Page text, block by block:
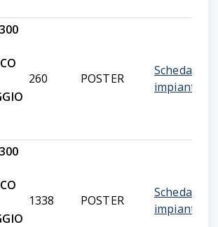
260 POSTER
Scheda
impianto
1338 POSTER
Scheda
impianto